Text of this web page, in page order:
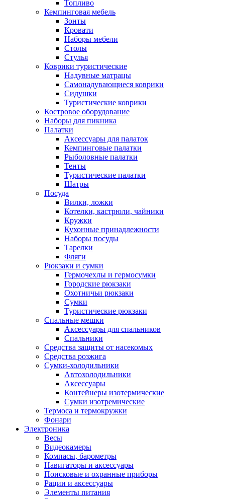
Топливо
Кемпинговая мебель
Зонты
Кровати
Наборы мебели
Столы
Стулья
Коврики туристические
Надувные матрацы
Самонадувающиеся коврики
Сидушки
Туристические коврики
Костровое оборудование
Наборы для пикника
Палатки
Аксессуары для палаток
Кемпинговые палатки
Рыболовные палатки
Тенты
Туристические палатки
Шатры
Посуда
Вилки, ложки
Котелки, кастрюли, чайники
Кружки
Кухонные принадлежности
Наборы посуды
Тарелки
Фляги
Рюкзаки и сумки
Гермочехлы и гермосумки
Городские рюкзаки
Охотничьи рюкзаки
Сумки
Туристические рюкзаки
Спальные мешки
Аксессуары для спальников
Спальники
Средства защиты от насекомых
Средства розжига
Сумки-холодильники
Автохолодильники
Аксессуары
Контейнеры изотермические
Сумки изотремические
Термоса и термокружки
Фонари
Электроника
Весы
Видеокамеры
Компасы, барометры
Навигаторы и аксессуары
Поисковые и охранные приборы
Рации и аксессуары
Элементы питания